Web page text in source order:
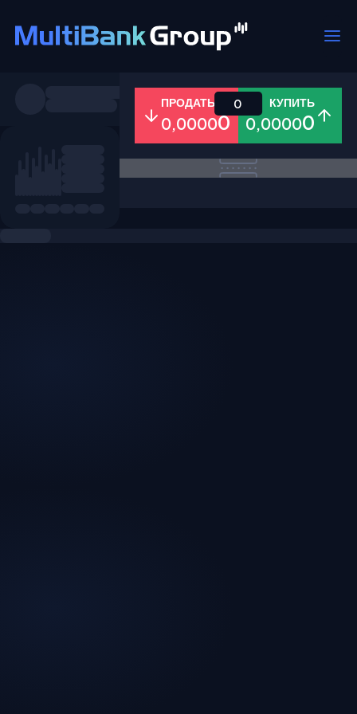
Все Форекс Металлы
ПРОДАТЬ
0,00000
КУПИТЬ
0,00000
0